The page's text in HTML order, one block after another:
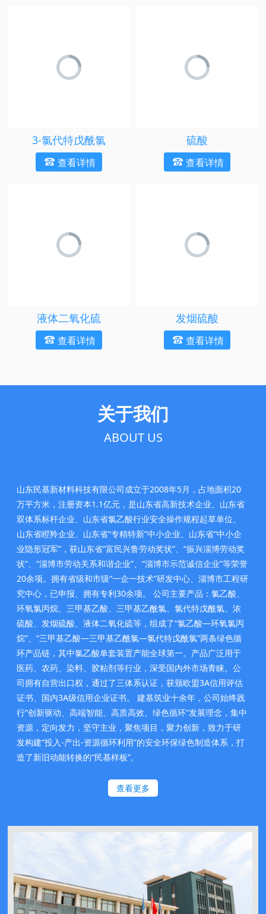
3-氯代特戊酰氯
查看详情
硫酸
查看详情
液体二氧化硫
查看详情
发烟硫酸
查看详情
关于我们
ABOUT US
山东民基新材料科技有限公司成立于2008年5月，占地面积20
万平方米，注册资本1.1亿元，是山东省高新技术企业、山东省
双体系标杆企业、山东省氯乙酸行业安全操作规程起草单位、
山东省瞪羚企业、山东省“专精特新”中小企业、山东省“中小企
业隐形冠军”，获山东省“富民兴鲁劳动奖状”、“振兴淄博劳动奖
状”、“淄博市劳动关系和谐企业”、“淄博市示范诚信企业”等荣誉
20余项。拥有省级和市级“一企一技术”研发中心、淄博市工程研
究中心，已申报、拥有专利30余项。 公司主要产品：氯乙酸、
环氧氯丙烷、三甲基乙酸、三甲基乙酰氯、氯代特戊酰氯、浓
硫酸、发烟硫酸、液体二氧化硫等，组成了“氯乙酸—环氧氯丙
烷”、“三甲基乙酸—三甲基乙酰氯—氯代特戊酰氯”两条绿色循
环产品链，其中氯乙酸单套装置产能全球第一。产品广泛用于
医药、农药、染料、胶粘剂等行业，深受国内外市场青睐。公
司拥有自营出口权，通过了三体系认证，获颁欧盟3A信用评估
证书、国内3A级信用企业证书。 建基筑业十余年，公司始终践
行“创新驱动、高端智能、高质高效、绿色循环”发展理念，集中
资源，定向发力，坚守主业，聚焦项目，聚力创新，致力于研
发构建“投入-产出-资源循环利用”的安全环保绿色制造体系，打
造了新旧动能转换的“民基样板”。
查看更多